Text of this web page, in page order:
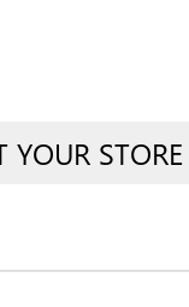
YOUR